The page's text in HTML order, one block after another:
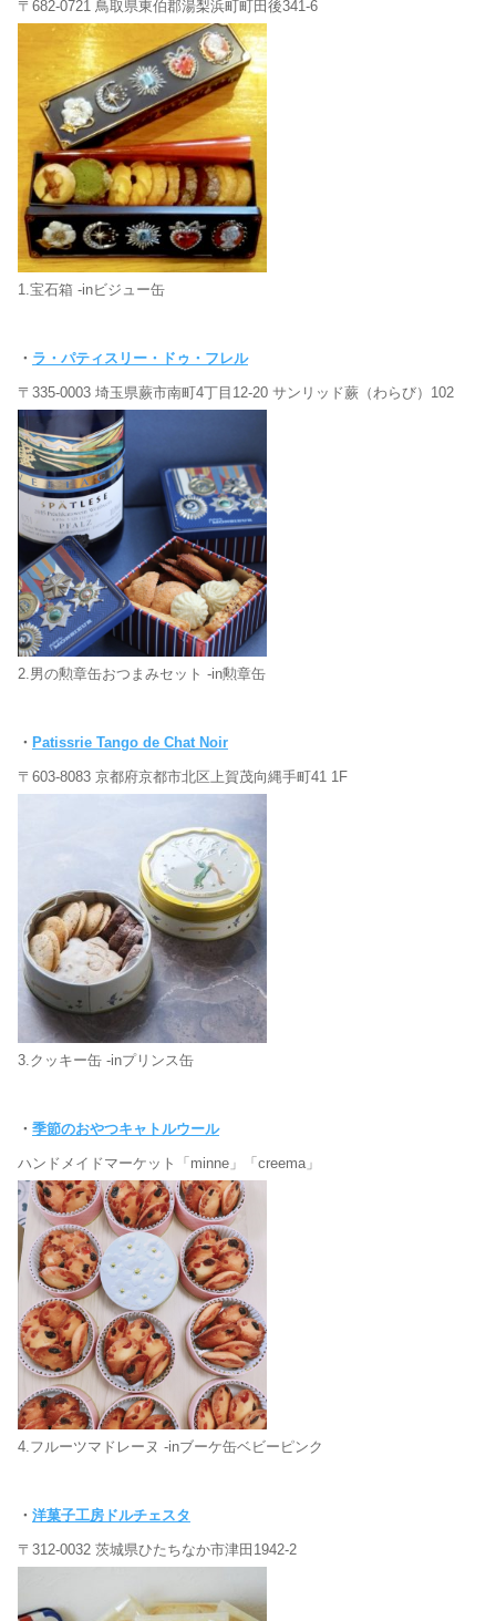
〒682-0721 鳥取県東伯郡湯梨浜町町田後341-6
1.宝石箱 -inビジュー缶
・ ラ・パティスリー・ドゥ・フレル
〒335-0003 埼玉県蕨市南町4丁目12-20 サンリッド蕨（わらび）102
2.男の勲章缶おつまみセット -in勲章缶
・ Patissrie Tango de Chat Noir
〒603-8083 京都府京都市北区上賀茂向縄手町41 1F
3.クッキー缶 -inプリンス缶
・ 季節のおやつキャトルウール
ハンドメイドマーケット「minne」「creema」
4.フルーツマドレーヌ -inブーケ缶ベビーピンク
・ 洋菓子工房ドルチェスタ
〒312-0032 茨城県ひたちなか市津田1942-2